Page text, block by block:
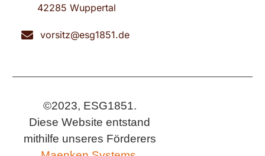
42285 Wuppertal
vorsitz@esg1851.de
©2023, ESG1851.
Diese Website entstand
mithilfe unseres Förderers